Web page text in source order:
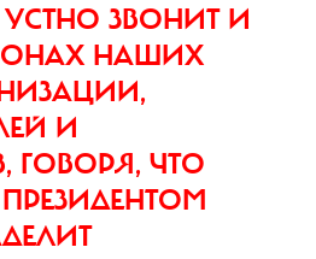
ЗВОНИТ И
НАШИХ
И
ГОВОРЯ, ЧТО